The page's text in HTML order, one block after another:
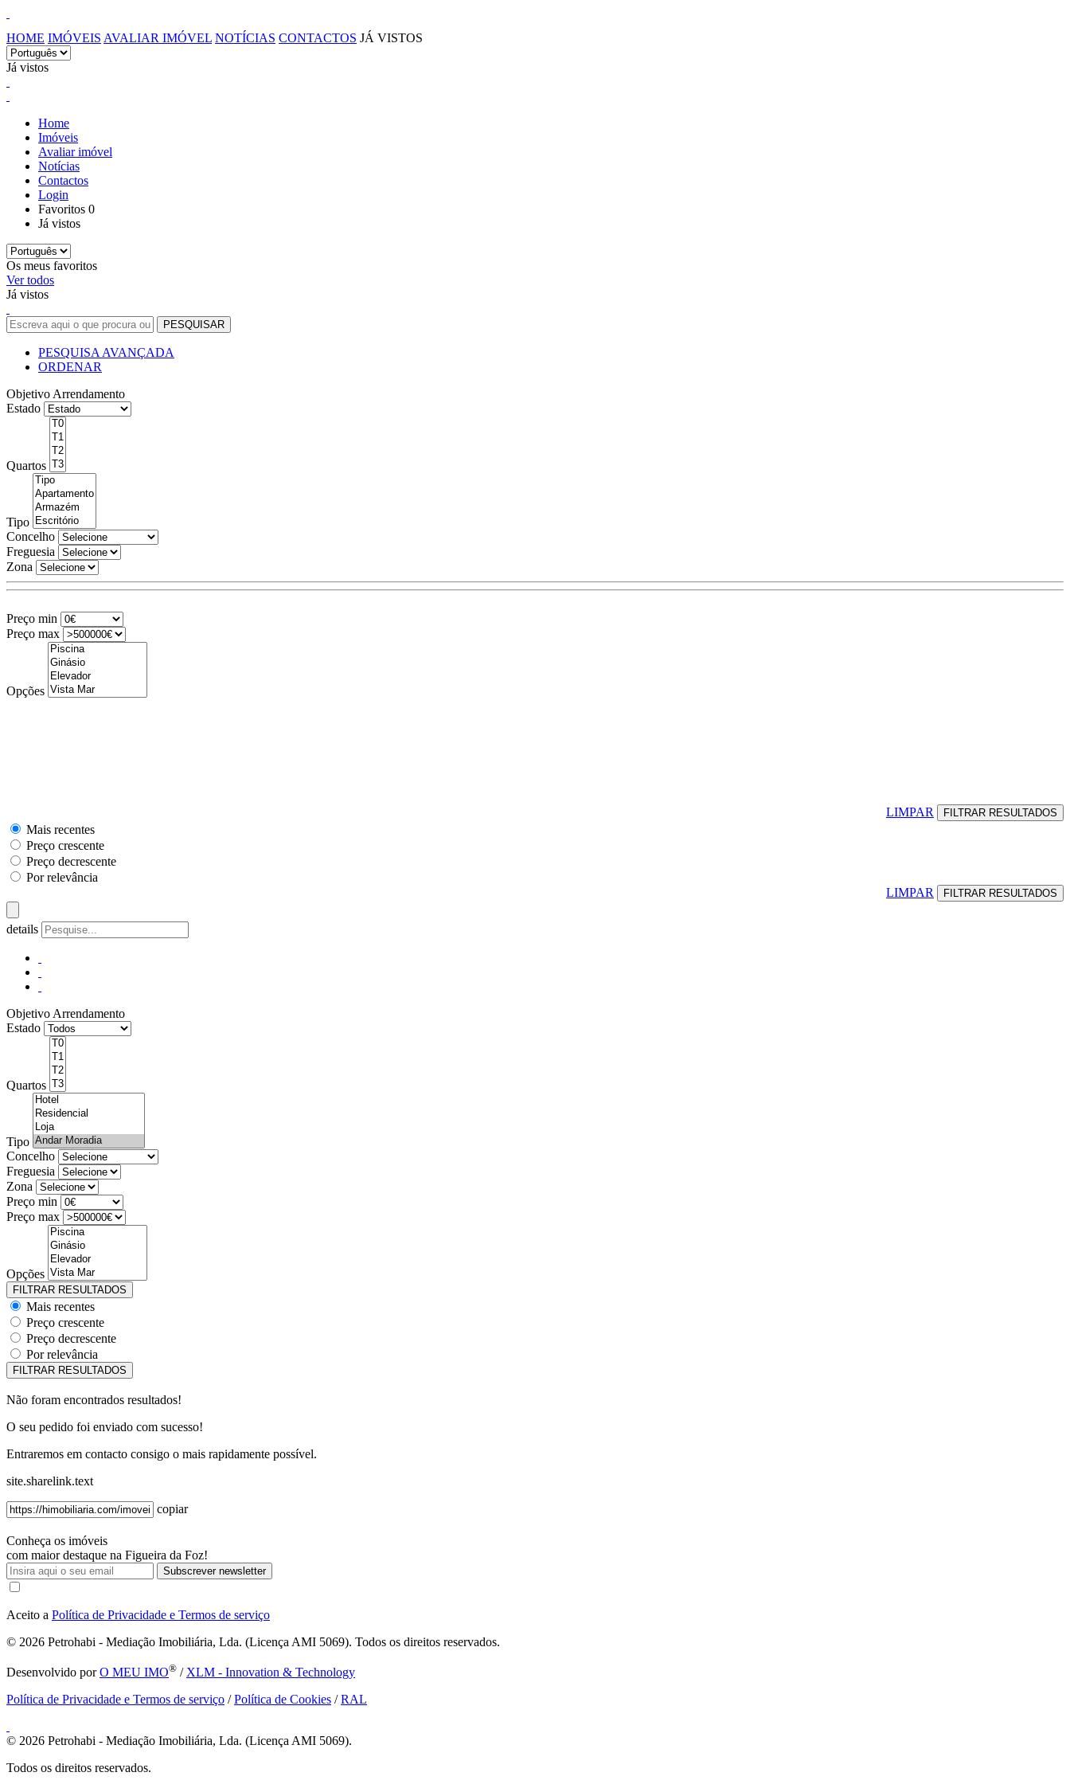
HOME IMÓVEIS AVALIAR IMÓVEL NOTÍCIAS CONTACTOS JÁ VISTOS
Já vistos
Home
Imóveis
Avaliar imóvel
Notícias
Contactos
Login
Favoritos 0
Já vistos
Os meus favoritos
Ver todos
Já vistos
PESQUISA AVANÇADA
ORDENAR
Objetivo Arrendamento
Estado
Quartos
Tipo
Concelho
Freguesia
Zona
Preço min
Preço max
Opções
LIMPAR
Mais recentes
Preço crescente
Preço decrescente
Por relevância
LIMPAR
details
Objetivo Arrendamento
Estado
Quartos
Tipo
Concelho
Freguesia
Zona
Preço min
Preço max
Opções
Mais recentes
Preço crescente
Preço decrescente
Por relevância
Não foram encontrados resultados!
O seu pedido foi enviado com sucesso!
Entraremos em contacto consigo o mais rapidamente possível.
site.sharelink.text
copiar
Conheça os imóveis
com maior destaque na Figueira da Foz!
Subscrever newsletter
Aceito a Política de Privacidade e Termos de serviço
© 2026 Petrohabi - Mediação Imobiliária, Lda. (Licença AMI 5069). Todos os direitos reservados.
Desenvolvido porO MEU IMO® / XLM - Innovation & Technology
Política de Privacidade e Termos de serviço /Política de Cookies /RAL
© 2026 Petrohabi - Mediação Imobiliária, Lda. (Licença AMI 5069).
Todos os direitos reservados.